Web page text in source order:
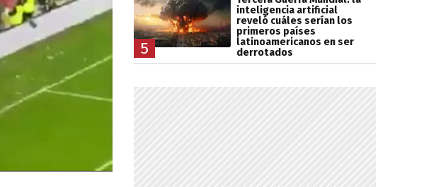
5
inteligencia artificial
reveló cuáles serían los
primeros países
latinoamericanos en ser
derrotados